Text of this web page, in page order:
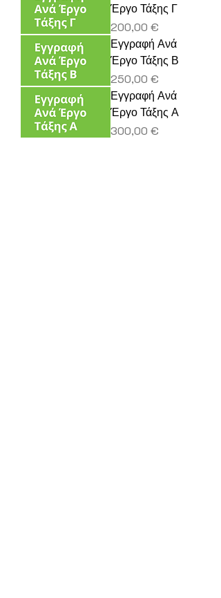
Έργο Τάξης Γ
Τιμή
200,00 €
Εγγραφή Ανά
Έργο Τάξης Β
Τιμή
250,00 €
Εγγραφή Ανά
Έργο Τάξης Α
Τιμή
300,00 €